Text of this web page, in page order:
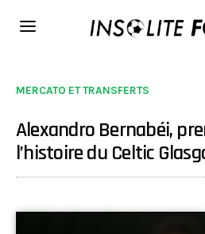
MERCATO ET TRANSFERTS
Alexandro Bernabéi,
l’histoire du Celtic